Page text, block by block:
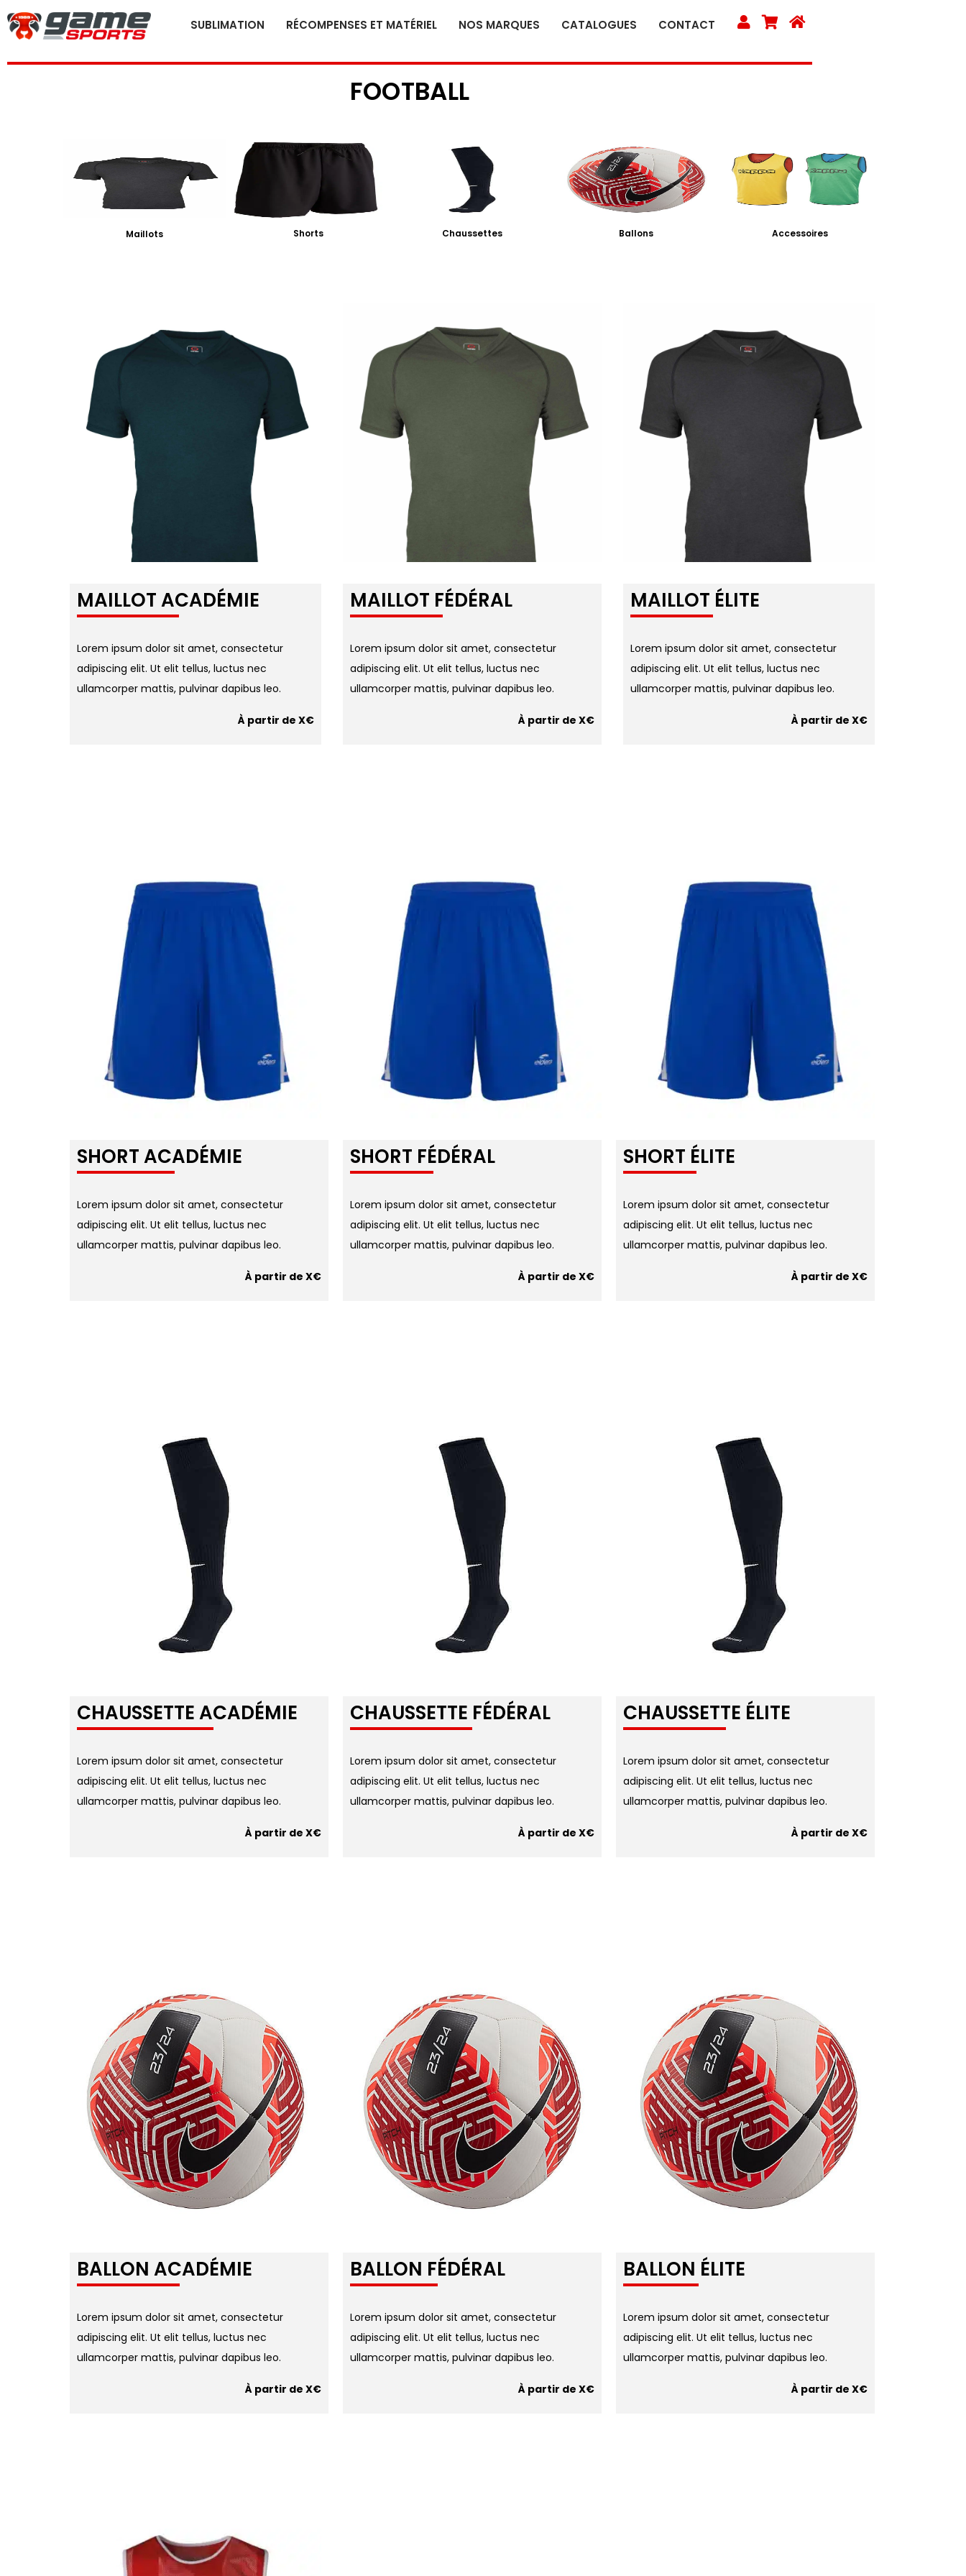
SUBLIMATION RÉCOMPENSES ET MATÉRIEL NOS MARQUES CATALOGUES CONTACT
FOOTBALL
Maillots Shorts Chaussettes Ballons Accessoires
MAILLOT ACADÉMIE
Lorem ipsum dolor sit amet, consectetur
adipiscing elit. Ut elit tellus, luctus nec
ullamcorper mattis, pulvinar dapibus leo.
À partir de X€
MAILLOT FÉDÉRAL
Lorem ipsum dolor sit amet, consectetur
adipiscing elit. Ut elit tellus, luctus nec
ullamcorper mattis, pulvinar dapibus leo.
À partir de X€
MAILLOT ÉLITE
Lorem ipsum dolor sit amet, consectetur
adipiscing elit. Ut elit tellus, luctus nec
ullamcorper mattis, pulvinar dapibus leo.
À partir de X€
SHORT ACADÉMIE
Lorem ipsum dolor sit amet, consectetur
adipiscing elit. Ut elit tellus, luctus nec
ullamcorper mattis, pulvinar dapibus leo.
À partir de X€
SHORT FÉDÉRAL
Lorem ipsum dolor sit amet, consectetur
adipiscing elit. Ut elit tellus, luctus nec
ullamcorper mattis, pulvinar dapibus leo.
À partir de X€
SHORT ÉLITE
Lorem ipsum dolor sit amet, consectetur
adipiscing elit. Ut elit tellus, luctus nec
ullamcorper mattis, pulvinar dapibus leo.
À partir de X€
CHAUSSETTE ACADÉMIE
Lorem ipsum dolor sit amet, consectetur
adipiscing elit. Ut elit tellus, luctus nec
ullamcorper mattis, pulvinar dapibus leo.
À partir de X€
CHAUSSETTE FÉDÉRAL
Lorem ipsum dolor sit amet, consectetur
adipiscing elit. Ut elit tellus, luctus nec
ullamcorper mattis, pulvinar dapibus leo.
À partir de X€
CHAUSSETTE ÉLITE
Lorem ipsum dolor sit amet, consectetur
adipiscing elit. Ut elit tellus, luctus nec
ullamcorper mattis, pulvinar dapibus leo.
À partir de X€
BALLON ACADÉMIE
Lorem ipsum dolor sit amet, consectetur
adipiscing elit. Ut elit tellus, luctus nec
ullamcorper mattis, pulvinar dapibus leo.
À partir de X€
BALLON FÉDÉRAL
Lorem ipsum dolor sit amet, consectetur
adipiscing elit. Ut elit tellus, luctus nec
ullamcorper mattis, pulvinar dapibus leo.
À partir de X€
BALLON ÉLITE
Lorem ipsum dolor sit amet, consectetur
adipiscing elit. Ut elit tellus, luctus nec
ullamcorper mattis, pulvinar dapibus leo.
À partir de X€